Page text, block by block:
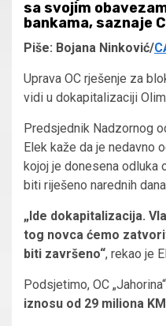
sa svojim
bankama, saznaje
Piše: Bojana Ninković/
Uprava OC rješenje za
vidi u dokapitalizaciji
Predsjednik Nadzornog
Elek kaže da je nedavno
kojoj je donesena
biti riješeno narednih
„Ide dokapitalizacija.
tog novca ćemo
biti završeno“, rekao je
Podsjetimo, OC „Jahorina“
iznosu od 29 miliona KM